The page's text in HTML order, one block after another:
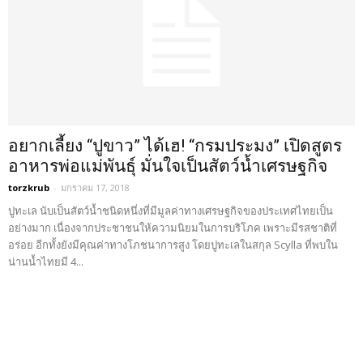
อยากเลี้ยง “ปูขาว” ได้เฮ! “กรมประมง” เปิดสูตร
อาหารพ่อแม่พันธุ์ มั่นใจเป็นสัตว์น้ำเศรษฐกิจ
torzkrub - มกราคม 17, 2018
ปูทะเล นับเป็นสัตว์น้ำชนิดหนึ่งที่มีมูลค่าทางเศรษฐกิจของประเทศไทยเป็น
อย่างมาก เนื่องจากประชาชนให้ความนิยมในการบริโภค เพราะมีรสชาติที่
อร่อย อีกทั้งยังมีคุณค่าทางโภชนาการสูง โดยปูทะเลในสกุล Scylla ที่พบใน
น่านน้ำไทยมี 4...